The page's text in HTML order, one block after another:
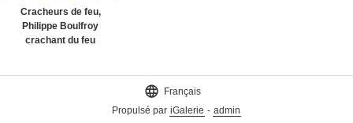
Cracheurs de feu,
Philippe Boulfroy
crachant du feu

Français
Propulsé par iGalerie - admin